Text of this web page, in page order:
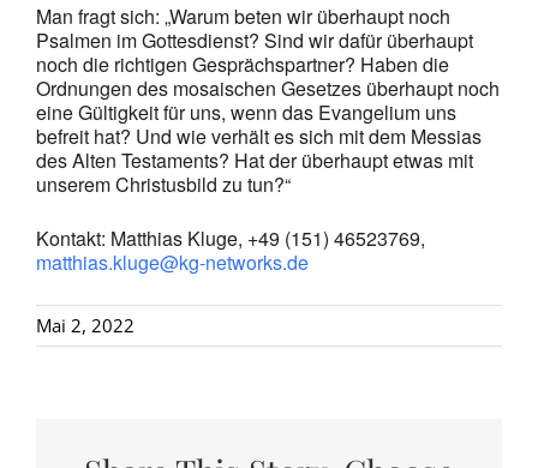
Man fragt sich: „Warum beten wir überhaupt noch
Psalmen im Gottesdienst? Sind wir dafür überhaupt
noch die richtigen Gesprächspartner? Haben die
Ordnungen des mosaischen Gesetzes überhaupt noch
eine Gültigkeit für uns, wenn das Evangelium uns
befreit hat? Und wie verhält es sich mit dem Messias
des Alten Testaments? Hat der überhaupt etwas mit
unserem Christusbild zu tun?“
Kontakt: Matthias Kluge, +49 (151) 46523769,
matthias.kluge@kg-networks.de
Mai 2, 2022